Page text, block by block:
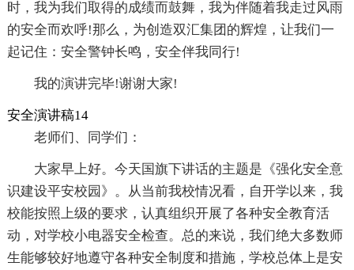
时，我为我们取得的成绩而鼓舞，我为伴随着我走过风雨
的安全而欢呼!那么，为创造双汇集团的辉煌，让我们一
起记住：安全警钟长鸣，安全伴我同行!
我的演讲完毕!谢谢大家!
安全演讲稿14
老师们、同学们：
大家早上好。今天国旗下讲话的主题是《强化安全意
识建设平安校园》。从当前我校情况看，自开学以来，我
校能按照上级的要求，认真组织开展了各种安全教育活
动，对学校小电器安全检查。总的来说，我们绝大多数师
生能够较好地遵守各种安全制度和措施，学校总体上是安